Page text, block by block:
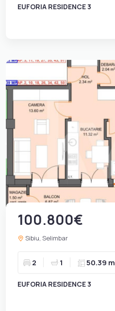
EUFORIA RESIDENCE 3
100.800€
Sibiu, Selimbar
2 1 50.39 m
EUFORIA RESIDENCE 3